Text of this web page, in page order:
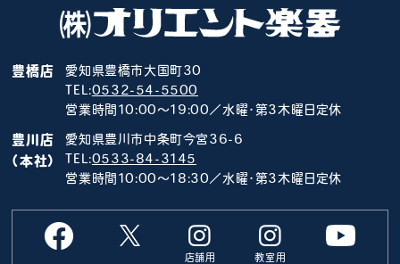
豊橋店
愛知県豊橋市大国町30
TEL:0532-54-5500
営業時間10:00～19:00／水曜･第3木曜日定休
豊川店
（本社）
愛知県豊川市中条町今宮36-6
TEL:0533-84-3145
営業時間10:00～18:30／水曜･第3木曜日定休
店舗用 教室用